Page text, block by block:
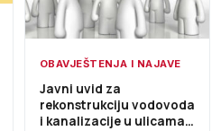
OBAVJEŠTENJA I NAJAVE
Javni uvid za
rekonstrukciju vodovoda
i kanalizacije u ulicama